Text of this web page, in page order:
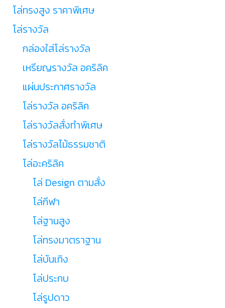
โล่ทรงสูง ราคาพิเศษ
โล่รางวัล
กล่องใส่โล่รางวัล
เหรียญรางวัล อคริลิค
แผ่นประกาศรางวัล
โล่รางวัล อคริลิค
โล่รางวัลสั่งทำพิเศษ
โล่รางวัลไม้ธรรมชาติ
โล่อะคริลิค
โล่ Design ตามสั่ง
โล่กีฬา
โล่ฐานสูง
โล่ทรงมาตราฐาน
โล่บันเทิง
โล่ประกบ
โล่รูปดาว